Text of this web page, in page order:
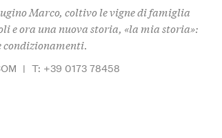
Marco, coltivo le vigne di famiglia
e ora una nuova storia, «la mia storia»:
condizionamenti.
| T: +39 0173 78458